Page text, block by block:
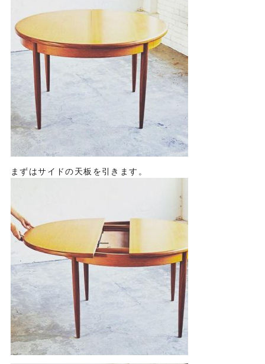
まずはサイドの天板を引きます。